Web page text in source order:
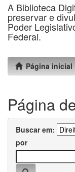
A Biblioteca
preservar e
Poder
Federal.
Página inicial
Página
Buscar em:
por